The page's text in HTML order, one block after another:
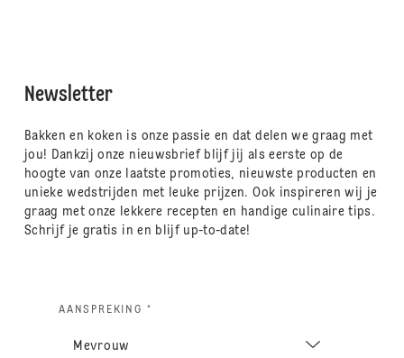
Newsletter
Bakken en koken is onze passie en dat delen we graag met
jou! Dankzij onze nieuwsbrief blijf jij als eerste op de
hoogte van onze laatste promoties, nieuwste producten en
unieke wedstrijden met leuke prijzen. Ook inspireren wij je
graag met onze lekkere recepten en handige culinaire tips.
Schrijf je gratis in en blijf up-to-date!
AANSPREKING *